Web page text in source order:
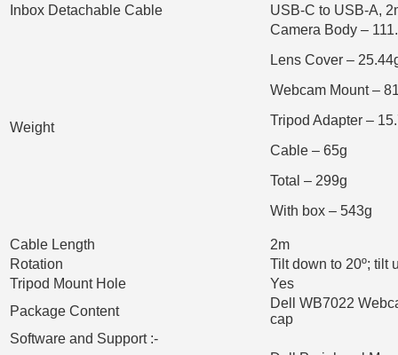
Inbox Detachable Cable
USB-C to USB-A,
Weight
Camera Body –
Lens Cover –
Webcam Mount –
Tripod Adapter –
Cable – 65g
Total – 299g
With box – 543g
Cable Length
2m
Rotation
Tilt down to 20º; tilt
Tripod Mount Hole
Yes
Package Content
Dell WB7022
cap
Software and Support :-